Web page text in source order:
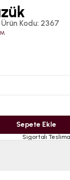
Ürün Kodu: 2367
Sepete Ekle
Sigortalı